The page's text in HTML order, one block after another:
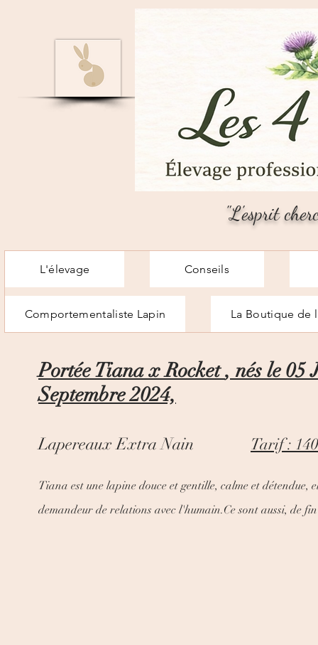
"L'esprit
L'élevage Conseils
Comportementaliste Lapin La Boutique de
Portée Tiana x Rocket, nés le
Septembre 2024,
Lapereaux Extra Nain Tarif :
Tiana est une lapine douce et gentille, calme et
demandeur de relations avec l'humain.Ce sont aussi, de